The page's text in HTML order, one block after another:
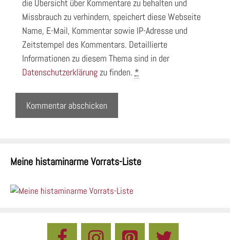
die Übersicht über Kommentare zu behalten und
Missbrauch zu verhindern, speichert diese Webseite
Name, E-Mail, Kommentar sowie IP-Adresse und
Zeitstempel des Kommentars. Detaillierte
Informationen zu diesem Thema sind in der
Datenschutzerklärungzu finden. *
Meine histaminarme Vorrats-Liste